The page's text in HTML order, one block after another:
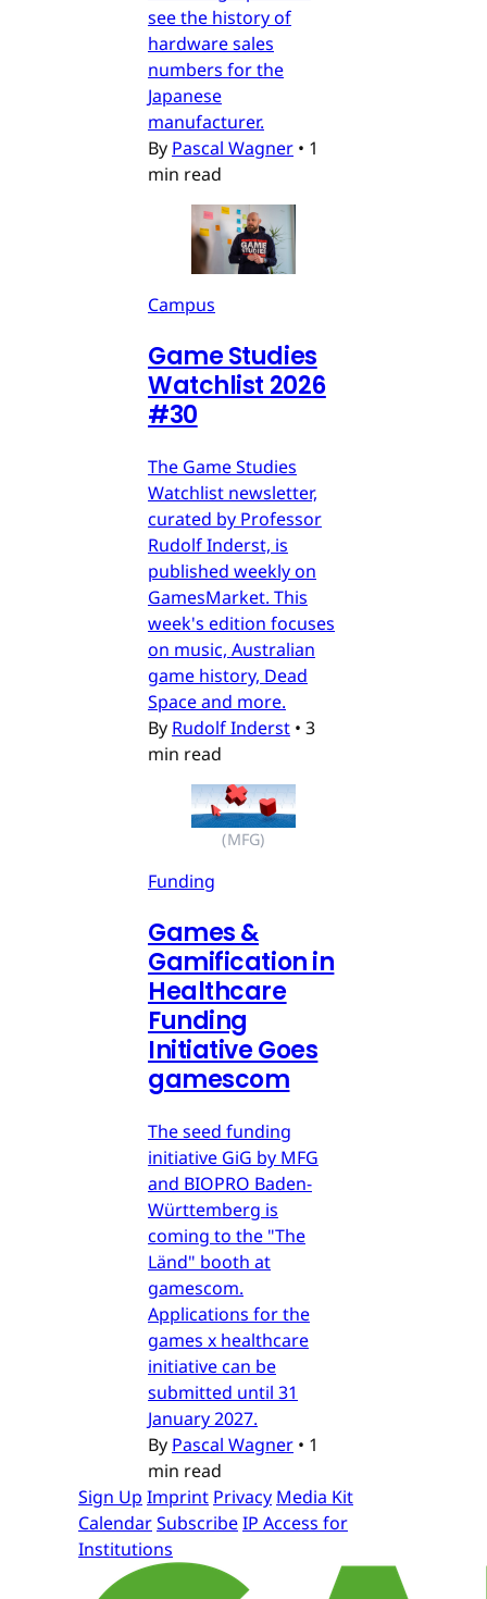
see the history of
hardware sales
numbers for the
Japanese
manufacturer.
By Pascal Wagner • 1
min read
Campus
Game Studies
Watchlist 2026
#30
The Game Studies
Watchlist newsletter,
curated by Professor
Rudolf Inderst, is
published weekly on
GamesMarket. This
week's edition focuses
on music, Australian
game history, Dead
Space and more.
By Rudolf Inderst • 3
min read
(MFG)
Funding
Games &
Gamification in
Healthcare
Funding
Initiative Goes
gamescom
The seed funding
initiative GiG by MFG
and BIOPRO Baden-
Württemberg is
coming to the "The
Länd" booth at
gamescom.
Applications for the
games x healthcare
initiative can be
submitted until 31
January 2027.
By Pascal Wagner • 1
min read
Sign Up Imprint Privacy Media Kit
CalendarSubscribeIP Access for
Institutions